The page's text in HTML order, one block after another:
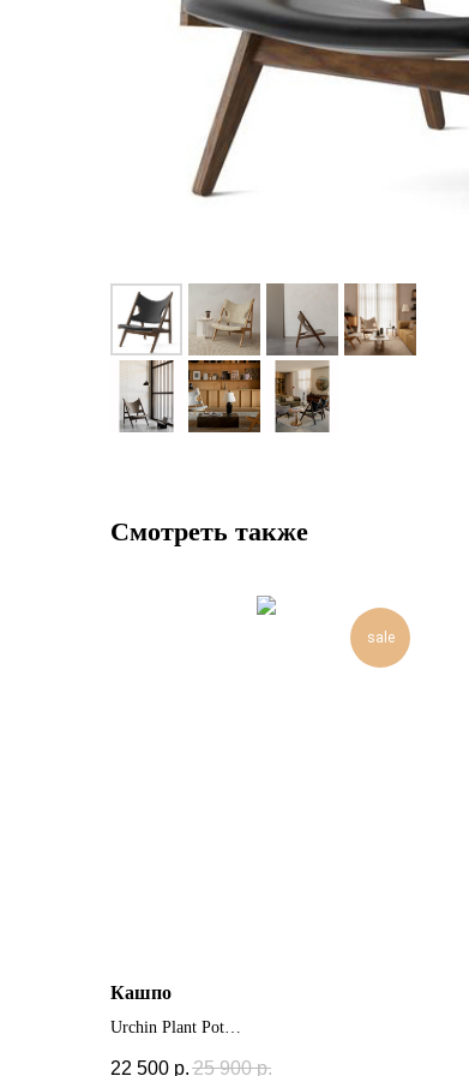
Смотреть также
sale
Кашпо
Urchin Plant Pot
22 500 р. 25 900 р.